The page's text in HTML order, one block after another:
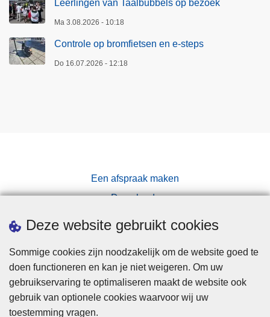
Deze website gebruikt cookies
Sommige cookies zijn noodzakelijk om de website goed te
doen functioneren en kan je niet weigeren. Om uw
gebruikservaring te optimaliseren maakt de website ook
gebruik van optionele cookies waarvoor wij uw
toestemming vragen.
Leerlingen van Taalbubbels op bezoek
Ma 3.08.2026 - 10:18
Controle op bromfietsen en e-steps
Do 16.07.2026 - 12:18
Een afspraak maken
Downloads
Pers